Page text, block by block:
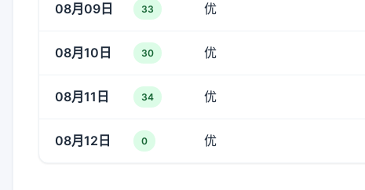
08月09日 33 优
08月10日 30 优
08月11日 34 优
08月12日 0 优